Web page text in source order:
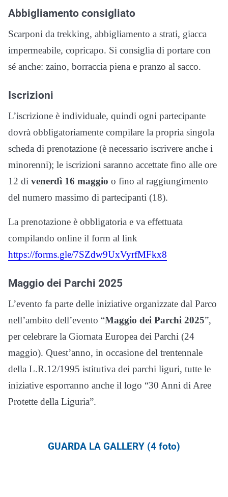
Abbigliamento consigliato
Scarponi da trekking, abbigliamento a strati, giacca
impermeabile, copricapo. Si consiglia di portare con
sé anche: zaino, borraccia piena e pranzo al sacco.
Iscrizioni
L’iscrizione è individuale, quindi ogni partecipante
dovrà obbligatoriamente compilare la propria singola
scheda di prenotazione (è necessario iscrivere anche i
minorenni); le iscrizioni saranno accettate fino alle ore
12 di venerdì 16 maggio o fino al raggiungimento
del numero massimo di partecipanti (18).
La prenotazione è obbligatoria e va effettuata
compilando online il form al link
https://forms.gle/7SZdw9UxVyrfMFkx8
Maggio dei Parchi 2025
L’evento fa parte delle iniziative organizzate dal Parco
nell’ambito dell’evento “Maggio dei Parchi 2025”,
per celebrare la Giornata Europea dei Parchi (24
maggio). Quest’anno, in occasione del trentennale
della L.R.12/1995 istitutiva dei parchi liguri, tutte le
iniziative esporranno anche il logo “30 Anni di Aree
Protette della Liguria”.
GUARDA LA GALLERY (4 foto)